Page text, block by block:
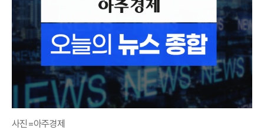
사진=아주경제